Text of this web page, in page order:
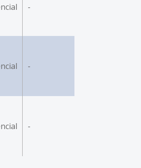
-
-
-